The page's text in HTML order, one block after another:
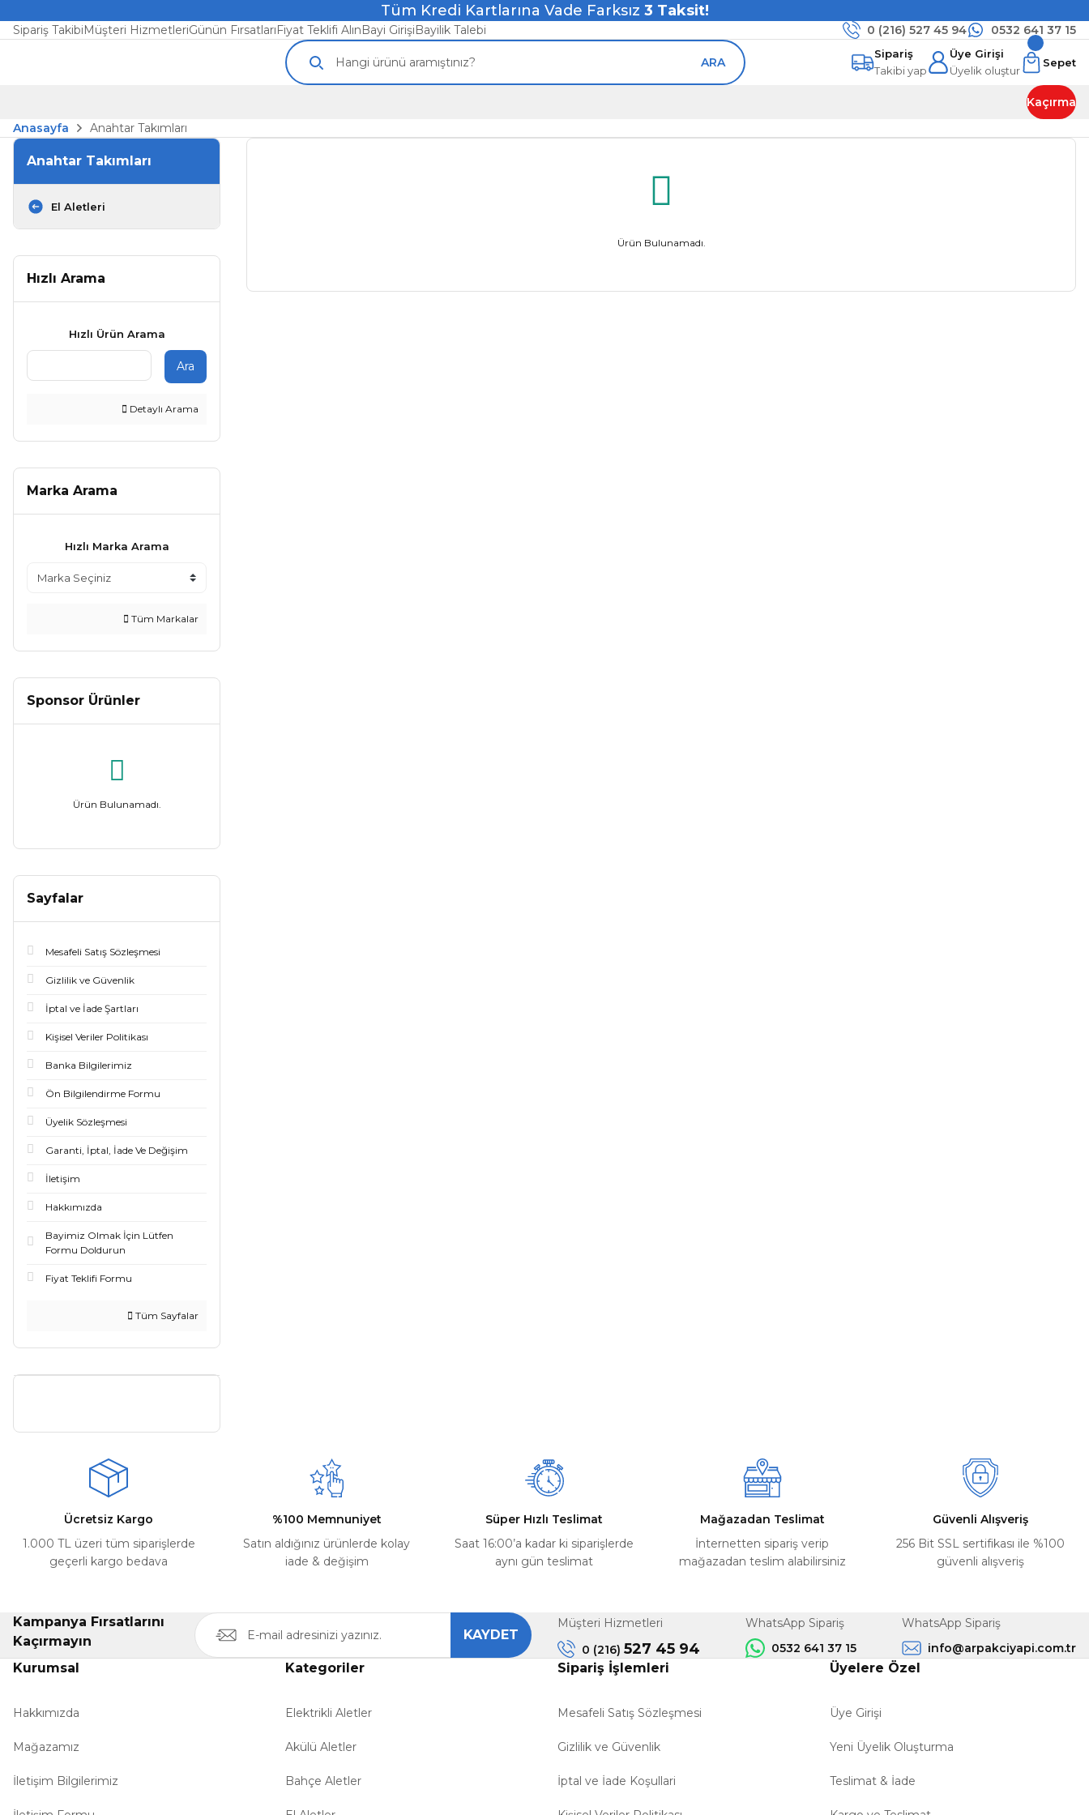
Tüm Kredi Kartlarına Vade Farksız 3 Taksit!
Sipariş TakibiMüşteri HizmetleriGünün FırsatlarıFiyat Teklifi AlınBayi GirişiBayilik Talebi 0 (216) 527 45 94 0532 641 37 15
ARA
Sipariş
Takibi yap
Üye Girişi
Üyelik oluştur
Sepet
Kaçırma
Anasayfa
Anahtar Takımları
Anahtar Takımları
El Aletleri
Hızlı Arama
Hızlı Ürün Arama
Ara
Detaylı Arama
Marka Arama
Hızlı Marka Arama
Tüm Markalar
Sponsor Ürünler
Ürün Bulunamadı.
Sayfalar
Mesafeli Satış Sözleşmesi
Gizlilik ve Güvenlik
İptal ve İade Şartları
Kişisel Veriler Politikası
Banka Bilgilerimiz
Ön Bilgilendirme Formu
Üyelik Sözleşmesi
Garanti, İptal, İade Ve Değişim
İletişim
Hakkımızda
Bayimiz Olmak İçin Lütfen
Formu Doldurun
Fiyat Teklifi Formu
Tüm Sayfalar
Ürün Bulunamadı.
Ücretsiz Kargo
1.000 TL üzeri tüm siparişlerde
geçerli kargo bedava
%100 Memnuniyet
Satın aldığınız ürünlerde kolay
iade & değişim
Süper Hızlı Teslimat
Saat 16:00’a kadar ki siparişlerde
aynı gün teslimat
Mağazadan Teslimat
İnternetten sipariş verip
mağazadan teslim alabilirsiniz
Güvenli Alışveriş
256 Bit SSL sertifikası ile %100
güvenli alışveriş
Kampanya Fırsatlarını
Kaçırmayın
KAYDET
Müşteri Hizmetleri
0 (216) 527 45 94
WhatsApp Sipariş
0532 641 37 15
WhatsApp Sipariş
info@arpakciyapi.com.tr
Kurumsal
Hakkımızda
Mağazamız
İletişim Bilgilerimiz
Kategoriler
Elektrikli Aletler
Akülü Aletler
Bahçe Aletler
Sipariş İşlemleri
Mesafeli Satış Sözleşmesi
Gizlilik ve Güvenlik
İptal ve İade Koşullari
Üyelere Özel
Üye Girişi
Yeni Üyelik Oluşturma
Teslimat & İade